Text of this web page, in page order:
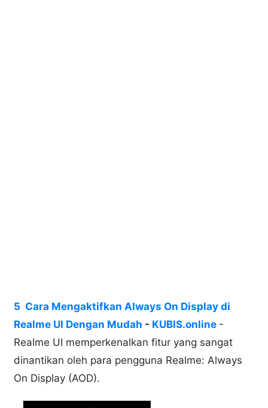
5 Cara Mengaktifkan Always On Display di
Realme UI Dengan Mudah - KUBIS.online -
Realme UI memperkenalkan fitur yang sangat
dinantikan oleh para pengguna Realme: Always
On Display (AOD).